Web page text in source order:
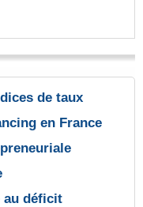
de taux
en France
au déficit